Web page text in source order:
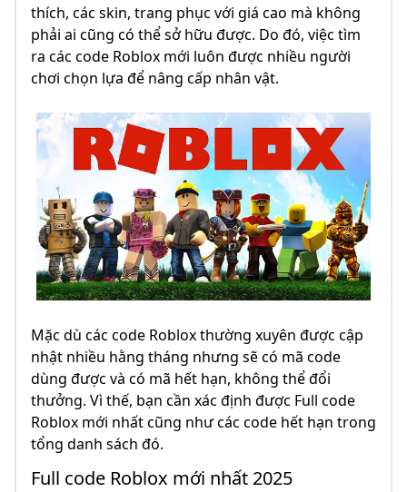
thích, các skin, trang phục với giá cao mà không
phải ai cũng có thể sở hữu được. Do đó, việc tìm
ra các code Roblox mới luôn được nhiều người
chơi chọn lựa để nâng cấp nhân vật.
Mặc dù các code Roblox thường xuyên được cập
nhật nhiều hằng tháng nhưng sẽ có mã code
dùng được và có mã hết hạn, không thể đổi
thưởng. Vì thế, bạn cần xác định được Full code
Roblox mới nhất cũng như các code hết hạn trong
tổng danh sách đó.
Full code Roblox mới nhất 2025